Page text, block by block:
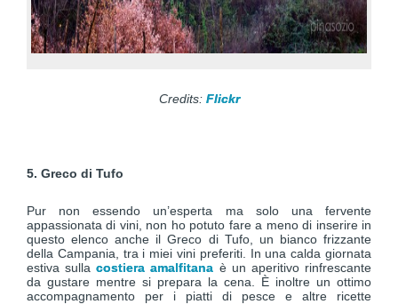
Credits: Flickr
5. Greco di Tufo
Pur non essendo un’esperta ma solo una fervente
appassionata di vini, non ho potuto fare a meno di inserire in
questo elenco anche il Greco di Tufo, un bianco frizzante
della Campania, tra i miei vini preferiti. In una calda giornata
estiva sullacostiera amalfitana è un aperitivo rinfrescante
da gustare mentre si prepara la cena. È inoltre un ottimo
accompagnamento per i piatti di pesce e altre ricette